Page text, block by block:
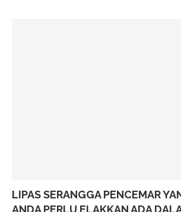
LIPAS SERANGGA PENCEMAR
ANDA PERLU ELAKKAN ADA